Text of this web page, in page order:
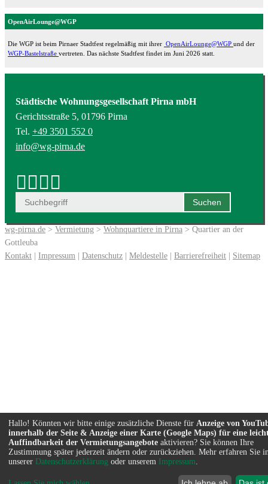
OpenAirLounge@WGP
Die WGP ist beim Pirnaer Stadtfest regelmäßig mit ihrer OpenAirLounge@WGP und der
WGP-Bastelstraße vertreten. Das nächste Stadtfest findet im Juni 2026 statt.
Städtische Wohnungsgesellschaft Pirna mbH
Gerichtsstraße 5, 01796 Pirna
Tel. +49 3501 552 0
info@wg-pirna.de
wg-pirna.de > Vermietung > Wohnquartiere in Pirna > Quartier an der
Gottleuba
Kontakt
Impressum Datenschutz Meldestelle Barrierefreiheit Sitemap
Hallo! Könnten wir bitte einige zusätzliche Dienste für Anzeige von
innerhalb der Seite & Anzeige einer Karte (Google Maps) für eine
Auffindbarkeit der Vermietungsangebote aktivieren? Sie können Ihre
Zustimmung später jederzeit ändern oder zurückziehen. Mehr erfahren Sie
unserer Datenschutzerklärung oder unserem Impressum